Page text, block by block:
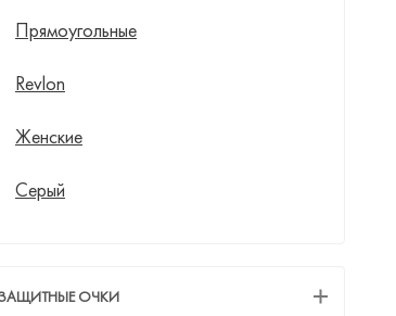
Прямоугольные
Revlon
Женские
Серый
ОЧКИ